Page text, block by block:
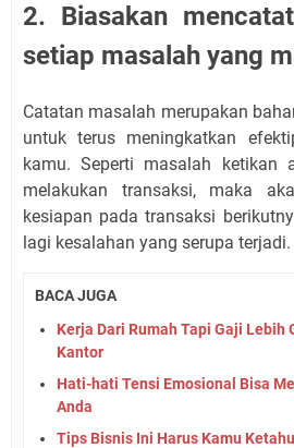
2. Biasakan
setiap masalah yang
Catatan masalah merupakan
untuk terus meningkatkan
kamu. Seperti masalah ketikan
melakukan transaksi, maka
kesiapan pada transaksi
lagi kesalahan yang serupa terjadi.
BACA JUGA
Kerja Dari Rumah Tapi Gaji Lebih
Kantor
Hati-hati Tensi Emosional Bisa
Anda
Tips Bisnis Ini Harus Kamu